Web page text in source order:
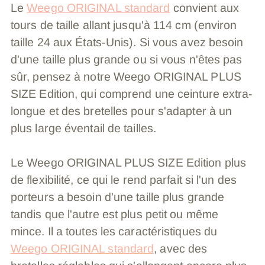
LeWeego ORIGINAL standard convient aux
tours de taille allant jusqu'à 114 cm (environ
taille 24 aux États-Unis). Si vous avez besoin
d'une taille plus grande ou si vous n'êtes pas
sûr, pensez à notre Weego ORIGINAL PLUS
SIZE Edition, qui comprend une ceinture extra-
longue et des bretelles pour s'adapter à un
plus large éventail de tailles.
Le Weego ORIGINAL PLUS SIZE Edition plus
de flexibilité, ce qui le rend parfait si l'un des
porteurs a besoin d'une taille plus grande
tandis que l'autre est plus petit ou même
mince. Il a toutes les caractéristiques du
Weego ORIGINAL standard, avec des